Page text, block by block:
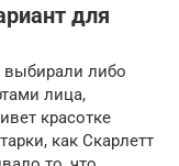
для
выбирали либо
лица,
красотке
как Скарлетт